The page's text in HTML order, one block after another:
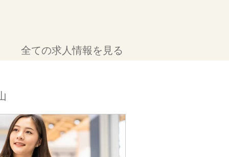
全ての求人情報を見る